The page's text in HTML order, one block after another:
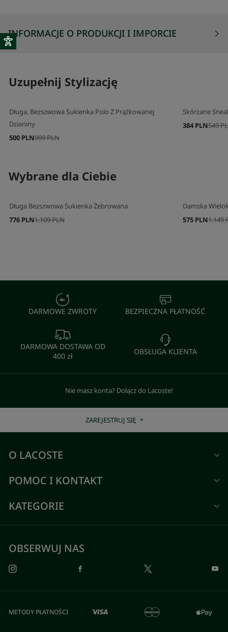
INFORMACJE O PRODUKCJI I IMPORCIE
Uzupełnij Stylizację
Długa, Bezszwowa Sukienka Polo Z Prążkowanej
Dzianiny
999 PLN
500 PLN
Skórzane
549
384 PLN
Wybrane dla Ciebie
Długa Bezszwowa Sukienka Żebrowana
1.109 PLN
776 PLN
Damska
1.149
575 PLN
DARMOWE ZWROTY BEZPIECZNA PŁATNOŚĆ
DARMOWA DOSTAWA OD
400 zł
OBSŁUGA KLIENTA
Nie masz konta? Dołącz do Lacoste!
ZAREJESTRUJ SIĘ
O LACOSTE
POMOC I KONTAKT
KATEGORIE
OBSERWUJ NAS
METODY PŁATNOŚCI